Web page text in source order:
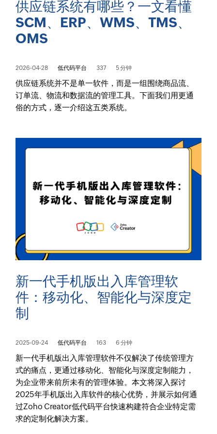
供应链系统有哪些？一文看懂
SCM、ERP、WMS、TMS、
OMS
2026-04-28 低代码平台 337 5 分钟
供应链系统并不是单一软件，而是一组围绕商品流、
订单流、物流和数据流的管理工具。下面我们用更通
俗的方式，逐一介绍这五类系统。
新一代手机版出入库管理软
件：移动化、智能化与深度定
制
2025-09-24 低代码平台 163 6 分钟
新一代手机版出入库管理软件不仅解决了传统管理方
式的痛点，更通过移动化、智能化与深度定制能力，
为企业带来前所未有的管理体验。本文将深入探讨
2025年手机版出入库软件的核心优势，并展示如何通
过Zoho Creator低代码平台快速构建符合企业特定需
求的定制化解决方案。